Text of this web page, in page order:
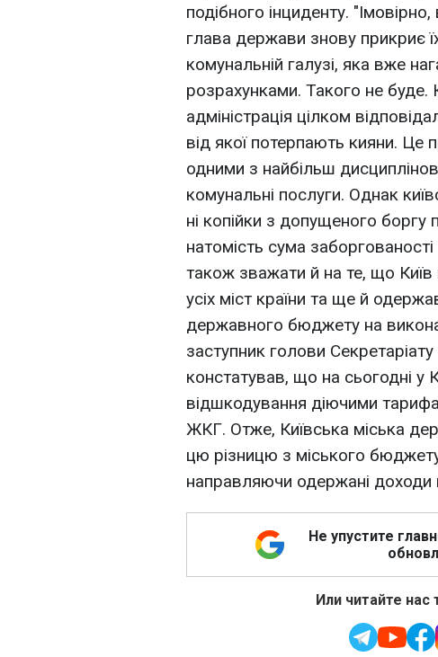
подібного інциденту.
глава держави знову прикриє
комунальній галузі, яка вже
розрахунками. Такого не буде.
адміністрація цілком
від якої потерпають кияни. Це
одними з найбільш
комунальні послуги. Однак
ні копійки з допущеного
натомість сума
також зважати й на те, що
усіх міст країни та ще й
державного бюджету на
заступник голови
констатував, що на сьогодні у
відшкодування діючими
ЖКГ. Отже, Київська міська
цю різницю з міського
направляючи одержані доходи
Не упустите
Или читайте